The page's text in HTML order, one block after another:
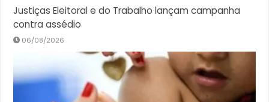
Justiças Eleitoral e do Trabalho lançam campanha
contra assédio
06/08/2026